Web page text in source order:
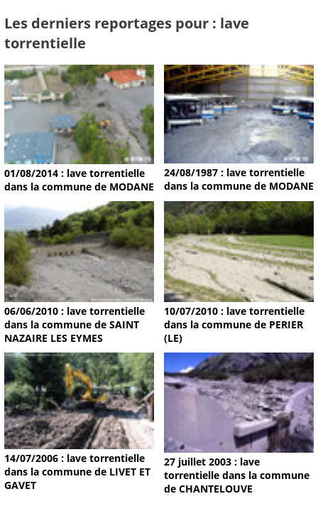
Les derniers reportages pour : lave
torrentielle
01/08/2014 : lave torrentielle
dans la commune de MODANE
24/08/1987 : lave torrentielle
dans la commune de MODANE
06/06/2010 : lave torrentielle
dans la commune de SAINT
NAZAIRE LES EYMES
10/07/2010 : lave torrentielle
dans la commune de PERIER
(LE)
14/07/2006 : lave torrentielle
dans la commune de LIVET ET
GAVET
27 juillet 2003 : lave
torrentielle dans la commune
de CHANTELOUVE